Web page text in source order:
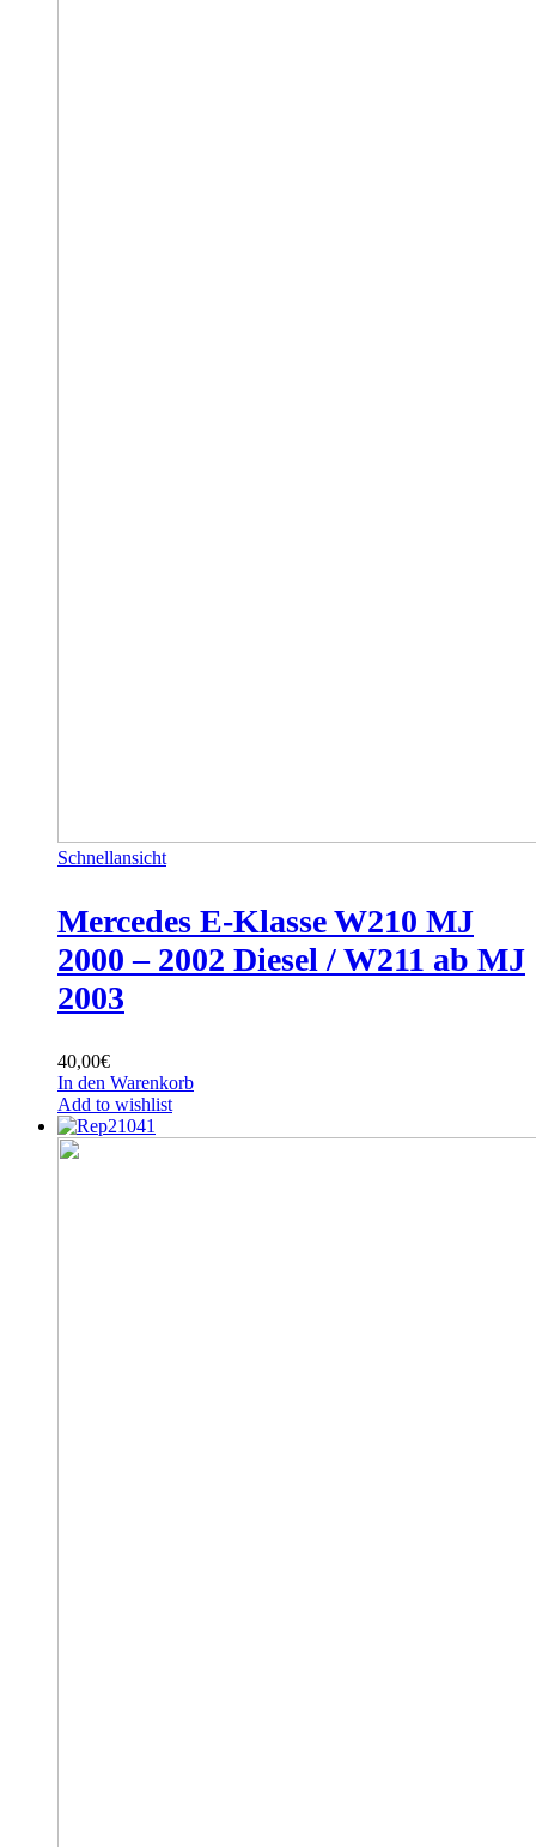
Schnellansicht
Mercedes E-Klasse W210 MJ
2000 – 2002 Diesel / W211 ab MJ
2003
40,00€
In den Warenkorb
Add to wishlist